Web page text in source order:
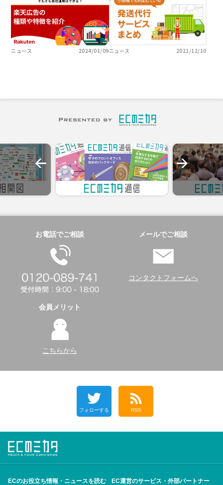
ニュース 2024/01/09ニュース 2021/12/10
お電話でご相談 メールでご相談
コンタクトフォームへ
会員メリット
こちらから
フォローする RSS
ECのお役立ち情報・ニュースを読む
EC運営のサービス・外部パートナー